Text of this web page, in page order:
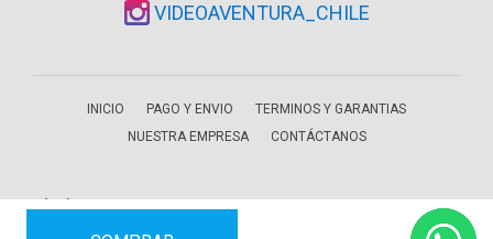
VIDEOAVENTURA_CHILE
INICIO PAGO Y ENVIO
TERMINOS Y GARANTIAS
NUESTRA EMPRESA
CONTÁCTANOS